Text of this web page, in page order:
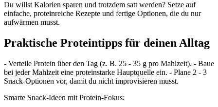
Du willst Kalorien sparen und trotzdem satt werden? Setze auf
einfache, proteinreiche Rezepte und fertige Optionen, die du nur
aufwärmen musst.
Praktische Proteintipps für deinen Alltag
- Verteile Protein über den Tag (z. B. 25 - 35 g pro Mahlzeit). - Baue
bei jeder Mahlzeit eine proteinstarke Hauptquelle ein. - Plane 2 - 3
Snack-Optionen vor, damit du nicht improvisieren musst.
Smarte Snack-Ideen mit Protein-Fokus: